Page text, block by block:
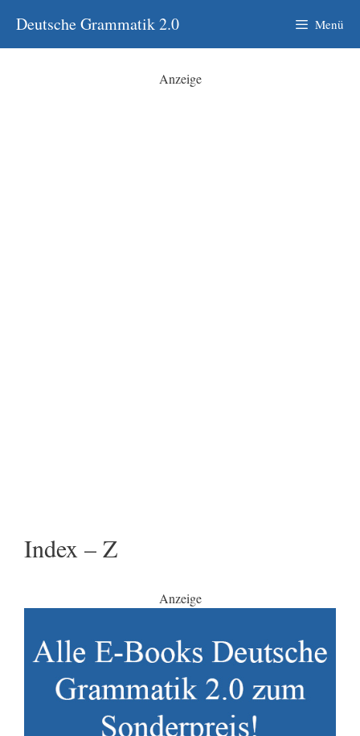
Inhalt
springen
Deutsche Grammatik 2.0 Menü
Anzeige
Index – Z
Anzeige